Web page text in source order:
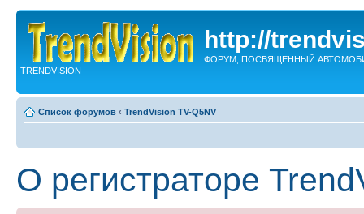
http://
ФОРУМ, ПОСВЯЩЕННЫЙ
TRENDVISION
Список форумов ‹ TrendVision TV-Q5NV
О регистраторе